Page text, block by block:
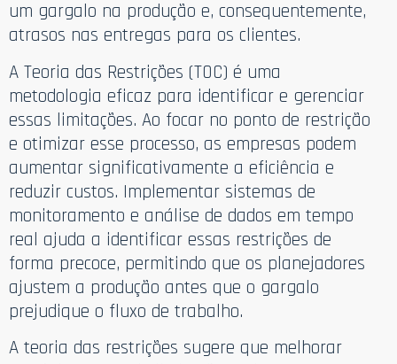
um gargalo na produção e, consequentemente,
atrasos nas entregas para os clientes.
A Teoria das Restrições (TOC) é uma
metodologia eficaz para identificar e gerenciar
essas limitações. Ao focar no ponto de restrição
e otimizar esse processo, as empresas podem
aumentar significativamente a eficiência e
reduzir custos. Implementar sistemas de
monitoramento e análise de dados em tempo
real ajuda a identificar essas restrições de
forma precoce, permitindo que os planejadores
ajustem a produção antes que o gargalo
prejudique o fluxo de trabalho.
A teoria das restrições sugere que melhorar